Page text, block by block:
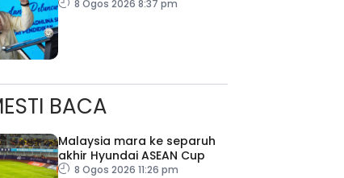
ringankan beban ibu bapa
8 Ogos 2026 8:37 pm
BACA
Malaysia mara ke separuh
akhir Hyundai ASEAN Cup
8 Ogos 2026 11:26 pm